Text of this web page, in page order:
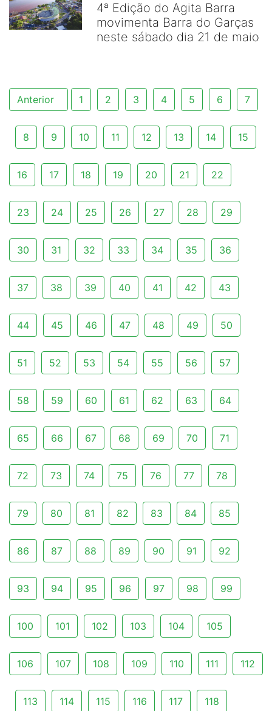
4ª Edição do Agita Barra
movimenta Barra do Garças
neste sábado dia 21 de maio
Anterior 1 2 3 4 5 6 7
8 9 10 11 12 13 14 15
16 17 18 19 20 21 22
23 24 25 26 27 28 29
30 31 32 33 34 35 36
37 38 39 40 41 42 43
44 45 46 47 48 49 50
51 52 53 54 55 56 57
58 59 60 61 62 63 64
65 66 67 68 69 70 71
72 73 74 75 76 77 78
79 80 81 82 83 84 85
86 87 88 89 90 91 92
93 94 95 96 97 98 99
100 101 102 103 104 105
106 107 108 109 110 111 112
113 114 115 116 117 118